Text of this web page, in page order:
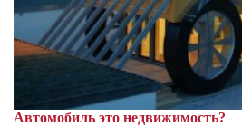
Автомобиль это недвижимость?